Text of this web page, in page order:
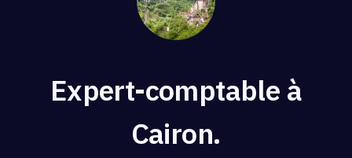
Expert-comptable à
Cairon.